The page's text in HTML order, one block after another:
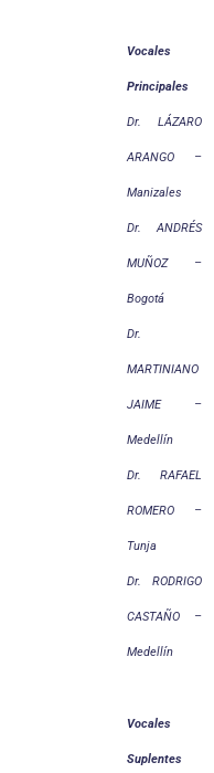
Vocales
Principales
Dr. LÁZARO
ARANGO –
Manizales
Dr. ANDRÉS
MUÑOZ –
Bogotá
Dr.
MARTINIANO
JAIME –
Medellín
Dr. RAFAEL
ROMERO –
Tunja
Dr. RODRIGO
CASTAÑO –
Medellín
Vocales
Suplentes